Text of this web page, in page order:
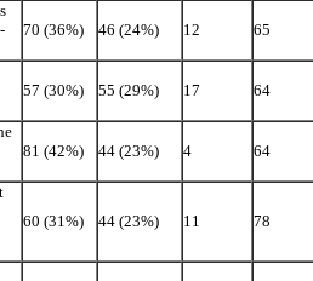
70 (36%) 46 (24%) 12 65
57 (30%) 55 (29%) 17 64
81 (42%) 44 (23%) 4 64
60 (31%) 44 (23%) 11 78